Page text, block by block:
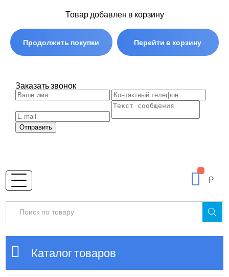
Товар добавлен в корзину
Продолжить покупки Перейти в корзину
Заказать звонок
Отправить
Каталог товаров